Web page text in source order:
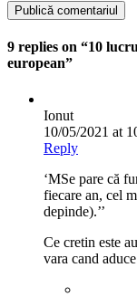
9 replies on “10
european”
Ionut
10/05/2021 at
Reply
‘MSe pare că
fiecare an, cel
depinde).’’
Ce cretin este
vara cand